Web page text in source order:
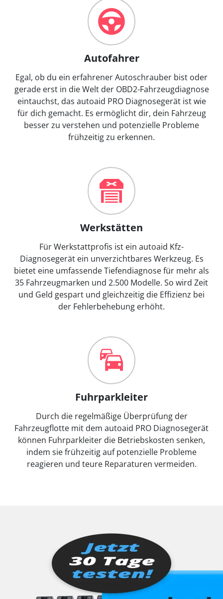
Autofahrer
Egal, ob du ein erfahrener Autoschrauber bist oder
gerade erst in die Welt der OBD2-Fahrzeugdiagnose
eintauchst, das autoaid PRO Diagnosegerät ist wie
für dich gemacht. Es ermöglicht dir, dein Fahrzeug
besser zu verstehen und potenzielle Probleme
frühzeitig zu erkennen.
Werkstätten
Für Werkstattprofis ist ein autoaid Kfz-
Diagnosegerät ein unverzichtbares Werkzeug. Es
bietet eine umfassende Tiefendiagnose für mehr als
35 Fahrzeugmarken und 2.500 Modelle. So wird Zeit
und Geld gespart und gleichzeitig die Effizienz bei
der Fehlerbehebung erhöht.
Fuhrparkleiter
Durch die regelmäßige Überprüfung der
Fahrzeugflotte mit dem autoaid PRO Diagnosegerät
können Fuhrparkleiter die Betriebskosten senken,
indem sie frühzeitig auf potenzielle Probleme
reagieren und teure Reparaturen vermeiden.